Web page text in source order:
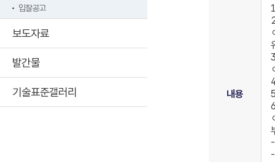
내용
입찰공고
보도자료
발간물
기술표준갤러리